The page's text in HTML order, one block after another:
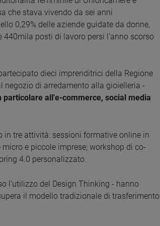
che stava vivendo da sei anni
0,29% delle aziende guidate da donne,
posti di lavoro persi l’anno scorso
dieci imprenditrici della Regione
negozio di arredamento alla gioielleria -
particolare all'e-commerce, social media
in tre attività: sessioni formative online in
e piccole imprese; workshop di co-
4.0 personalizzato.
l’utilizzo del Design Thinking - hanno
il modello tradizionale di trasferimento